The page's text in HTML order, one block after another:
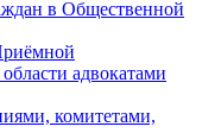
в Общественной
адвокатами
комитетами,